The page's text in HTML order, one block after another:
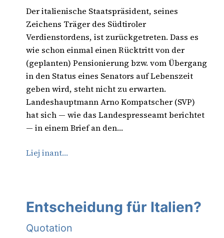
Der italienische Staatspräsident, seines
Zeichens Träger des Südtiroler
Verdienstordens, ist zurückgetreten. Dass es
wie schon einmal einen Rücktritt von der
(geplanten) Pensionierung bzw. vom Übergang
in den Status eines Senators auf Lebenszeit
geben wird, steht nicht zu erwarten.
Landeshauptmann Arno Kompatscher (SVP)
hat sich — wie das Landespresseamt berichtet
— in einem Brief an den…
Liej inant…
Entscheidung für Italien?
Quotation